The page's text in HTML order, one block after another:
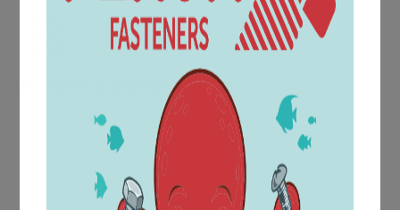
Articoli a disegno
All'interno dell'ufficio acquisti è collocata l'area tecnica
che dispone di un moderno sistema di progettazione
CAD, il quale consente di realizzare i disegni dei
particolari, in conformità alle richieste del cliente.